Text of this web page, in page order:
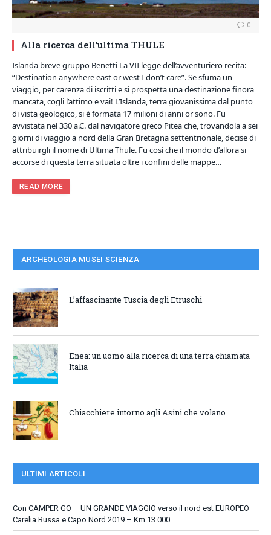
0
Alla ricerca dell’ultima THULE
Islanda breve gruppo Benetti La VII legge dell’avventuriero recita:
“Destination anywhere east or west I don’t care”. Se sfuma un
viaggio, per carenza di iscritti e si prospetta una destinazione finora
mancata, cogli l’attimo e vai! L’Islanda, terra giovanissima dal punto
di vista geologico, si è formata 17 milioni di anni or sono. Fu
avvistata nel 330 a.C. dal navigatore greco Pitea che, trovandola a sei
giorni di viaggio a nord della Gran Bretagna settentrionale, decise di
attribuirgli il nome di Ultima Thule. Fu così che il mondo d’allora si
accorse di questa terra situata oltre i confini delle mappe…
READ MORE
ARCHEOLOGIA MUSEI SCIENZA
L’affascinante Tuscia degli Etruschi
Enea: un uomo alla ricerca di una terra chiamata
Italia
Chiacchiere intorno agli Asini che volano
ULTIMI ARTICOLI
Con CAMPER GO – UN GRANDE VIAGGIO verso il nord est EUROPEO –
Carelia Russa e Capo Nord 2019 – Km 13.000